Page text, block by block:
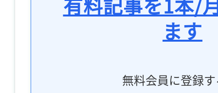
ます
無料会員に登録